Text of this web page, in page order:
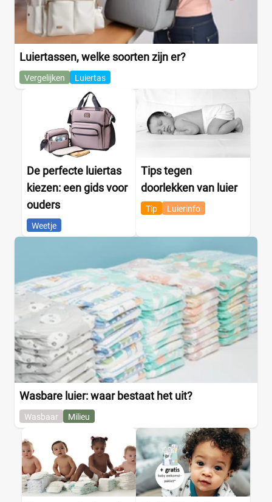
Luiertassen, welke soorten zijn er?
Vergelijken Luiertas
De perfecte luiertas
kiezen: een gids voor
ouders
Weetje
Tips tegen
doorlekken van luier
Tip Luierinfo
Wasbare luier: waar bestaat het uit?
Wasbaar Milieu